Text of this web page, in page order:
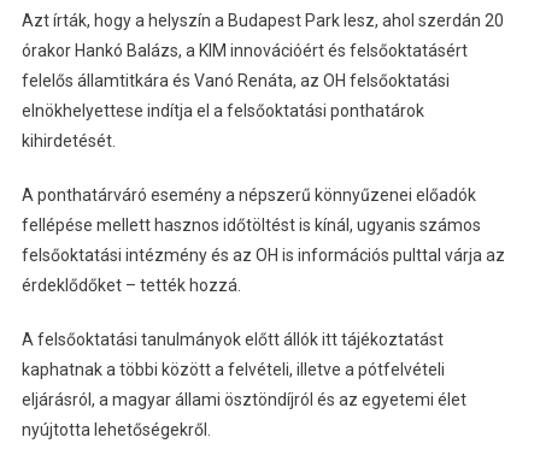
Azt írták, hogy a helyszín a Budapest Park lesz, ahol szerdán 20
órakor Hankó Balázs, a KIM innovációért és felsőoktatásért
felelős államtitkára és Vanó Renáta, az OH felsőoktatási
elnökhelyettese indítja el a felsőoktatási ponthatárok
kihirdetését.
A ponthatárváró esemény a népszerű könnyűzenei előadók
fellépése mellett hasznos időtöltést is kínál, ugyanis számos
felsőoktatási intézmény és az OH is információs pulttal várja az
érdeklődőket – tették hozzá.
A felsőoktatási tanulmányok előtt állók itt tájékoztatást
kaphatnak a többi között a felvételi, illetve a pótfelvételi
eljárásról, a magyar állami ösztöndíjról és az egyetemi élet
nyújtotta lehetőségekről.